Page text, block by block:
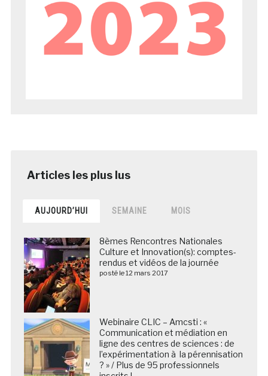
AUJOURD’HUI SEMAINE MOIS
8èmes Rencontres Nationales
Culture et Innovation(s): comptes-
rendus et vidéos de la journée
posté le 12 mars 2017
Webinaire CLIC – Amcsti : «
Communication et médiation en
ligne des centres de sciences : de
l’expérimentation à la pérennisation
? » / Plus de 95 professionnels